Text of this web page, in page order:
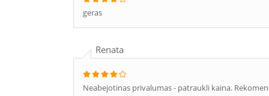
geras
Renata
Neabejotinas privalumas - patraukli kaina.